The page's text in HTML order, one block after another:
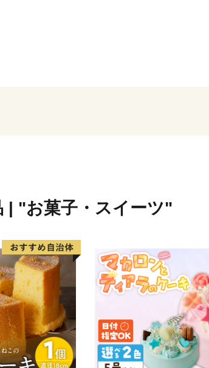
| "お菓子・スイーツ"